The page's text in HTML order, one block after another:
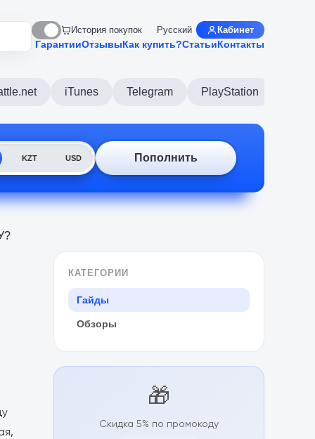
История покупок Русский Кабинет
ГарантииОтзывыКак купить?СтатьиКонтакты
iTunes Telegram PlayStation
KZT USD Пополнить
КАТЕГОРИИ
Гайды
Обзоры
🎁
Скидка 5% по промокоду